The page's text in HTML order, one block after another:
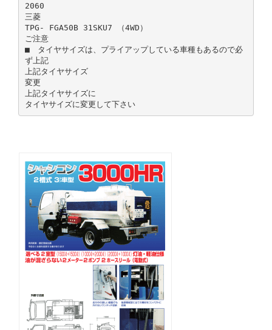
2060
三菱
TPG- FGA50B 31SKU7 （4WD）
ご注意
■ タイヤサイズは、プライアップしている車種もあるので必
ず上記
上記タイヤサイズ
変更
上記タイヤサイズに
タイヤサイズに変更して下さい